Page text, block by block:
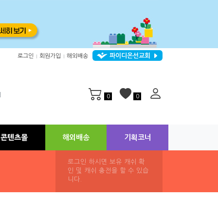
로그인 회원가입 해외배송 파이디온선교회
0 0
콘텐츠몰 해외배송 기획코너
로그인 하시면 보유 캐쉬 확
인 및 캐쉬 충전을 할 수 있습
니다.